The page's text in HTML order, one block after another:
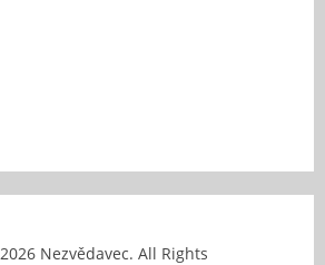
2026 Nezvědavec. All Rights